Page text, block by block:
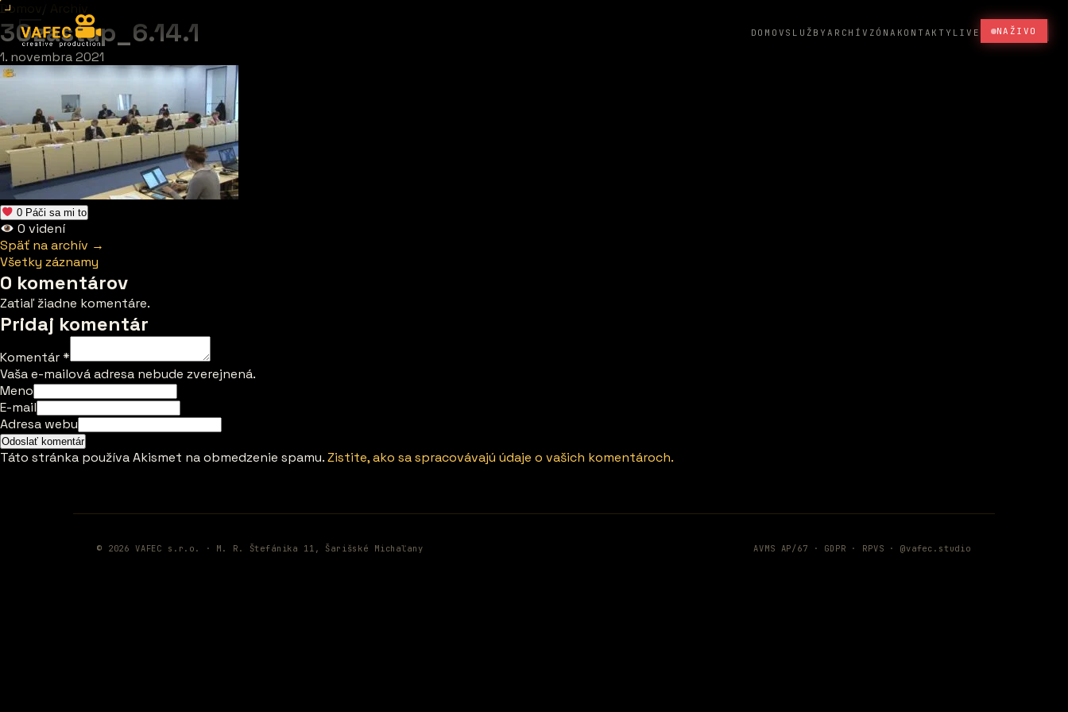
DOMOV SLUŽBY ARCHÍV ZÓNA KONTAKTY LIVE NAŽIVO
Domov Archív
30zastup_6.14.1
1. novembra 2021
0 Páči sa mi to
0 videní
Späť na archív →
Všetky záznamy
0 komentárov
Zatiaľ žiadne komentáre.
Pridaj komentár
Komentár*
Vaša e-mailová adresa nebude zverejnená.
Meno
E-mail
Adresa webu
Táto stránka používa Akismet na obmedzenie spamu.Zistite, ako sa spracovávajú údaje o vašich komentároch.
© 2026 VAFEC s.r.o. · M. R. Štefánika 11, Šarišské Michaľany AVMS AP/67 · GDPR · RPVS ·@vafec.studio